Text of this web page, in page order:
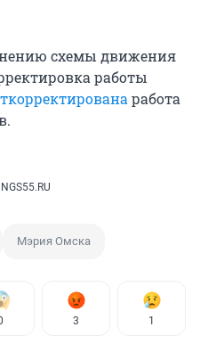
схемы движения
работы
работа
Мэрия Омска
3 1